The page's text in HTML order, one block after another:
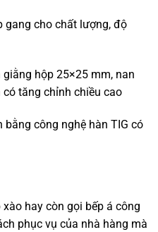
gang cho chất lượng, độ
hộp 25×25 mm, nan
tăng chỉnh chiều cao
công nghệ hàn TIG có
xào hay còn gọi bếp á công
phục vụ của nhà hàng mà